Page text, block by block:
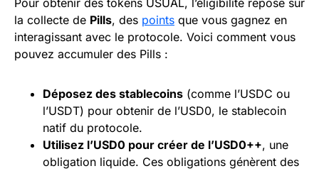
Pour obtenir des tokens USUAL, l’éligibilité repose sur
la collecte de Pills, des points que vous gagnez en
interagissant avec le protocole. Voici comment vous
pouvez accumuler des Pills :
Déposez des stablecoins (comme l’USDC ou
l’USDT) pour obtenir de l’USD0, le stablecoin
natif du protocole.
Utilisez l’USD0 pour créer de l’USD0++, une
obligation liquide. Ces obligations génèrent des